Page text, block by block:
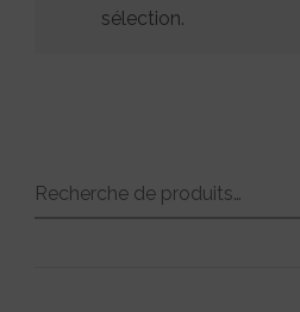
sélection.
Recherche